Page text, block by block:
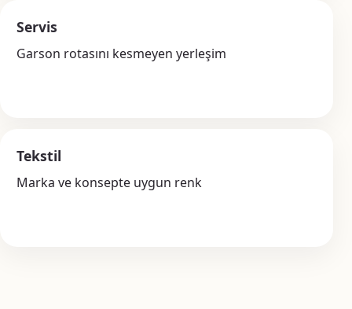
Servis
Garson rotasını kesmeyen yerleşim
Tekstil
Marka ve konsepte uygun renk